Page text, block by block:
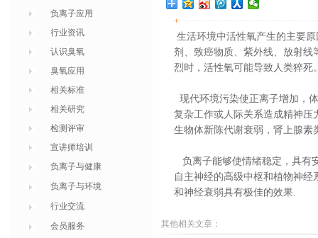
负离子应用
行业资讯
认识臭氧
臭氧应用
相关标准
相关研究
检测评审
宣讲师培训
负离子与健康
负离子与环境
行业交流
会员服务
+
生活环境中活性氧产生的主要
剂、致癌物质、紫外线、放射线
烈时，活性氧可能导致人类猝死
现代环境污染使正离子增加，
复杂工作或人际关系造成精神压
生物体新陈代谢衰弱，肾上腺素
负离子能够使情绪稳定，具有
自主神经的高级中枢和植物神
和神经衰弱具有极佳的效果.
其他相关文章：